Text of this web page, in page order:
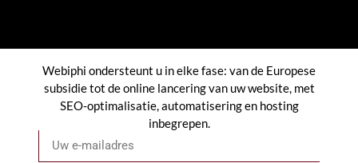
daling van het bouncepercentage en een
toename van de gemiddelde tijd die op de
pagina wordt doorgebracht. Test uw pagina nu
met PageSpeed Insights voor
gepersonaliseerde aanbevelingen.
Webiphi ondersteunt u in elke fase: van de Europese
subsidie tot de online lancering van uw website, met
SEO-optimalisatie, automatisering en hosting
inbegrepen.